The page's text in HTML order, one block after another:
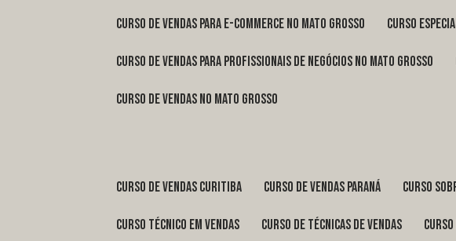
curso de vendas para e-commerce no Mato Grosso curso
curso de vendas para profissionais de negócios no Mato Grosso
curso de vendas no Mato Grosso
curso de vendas Curitiba curso de vendas Paraná curso
curso técnico em vendas curso de técnicas de vendas